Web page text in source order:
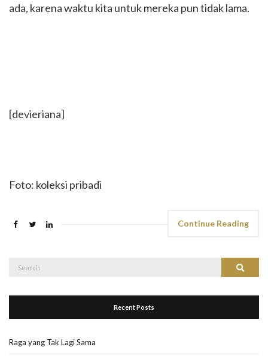
ada, karena waktu kita untuk mereka pun tidak lama.
[devieriana]
Foto: koleksi pribadi
Continue Reading
Search
Recent Posts
Raga yang Tak Lagi Sama